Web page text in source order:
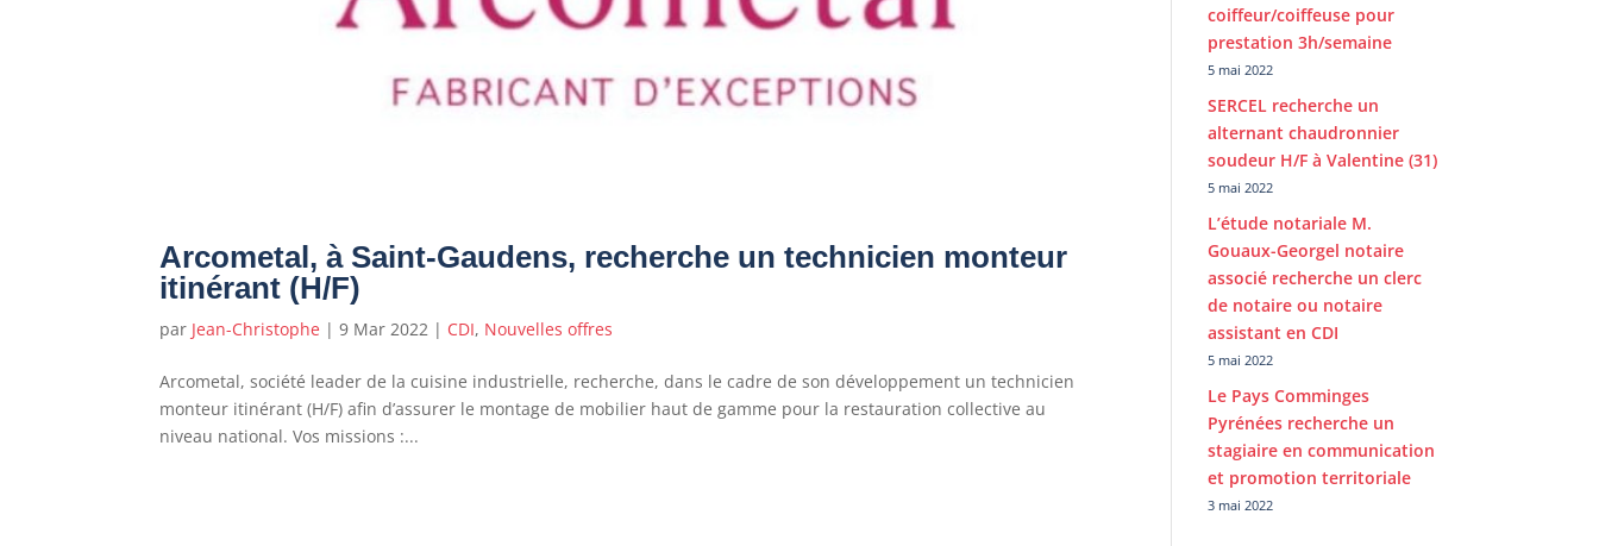
Arcometal, à Saint-Gaudens, recherche un technicien monteur
itinérant (H/F)
par Jean-Christophe |9 Mar 2022 | CDI, Nouvelles offres
Arcometal, société leader de la cuisine industrielle, recherche, dans le cadre de son développement un technicien
monteur itinérant (H/F) afin d’assurer le montage de mobilier haut de gamme pour la restauration collective au
niveau national. Vos missions :...
coiffeur/coiffeuse pour
prestation 3h/semaine
5 mai 2022
SERCEL recherche un
alternant chaudronnier
soudeur H/F à Valentine (31)
5 mai 2022
L’étude notariale M.
Gouaux-Georgel notaire
associé recherche un clerc
de notaire ou notaire
assistant en CDI
5 mai 2022
Le Pays Comminges
Pyrénées recherche un
stagiaire en communication
et promotion territoriale
3 mai 2022